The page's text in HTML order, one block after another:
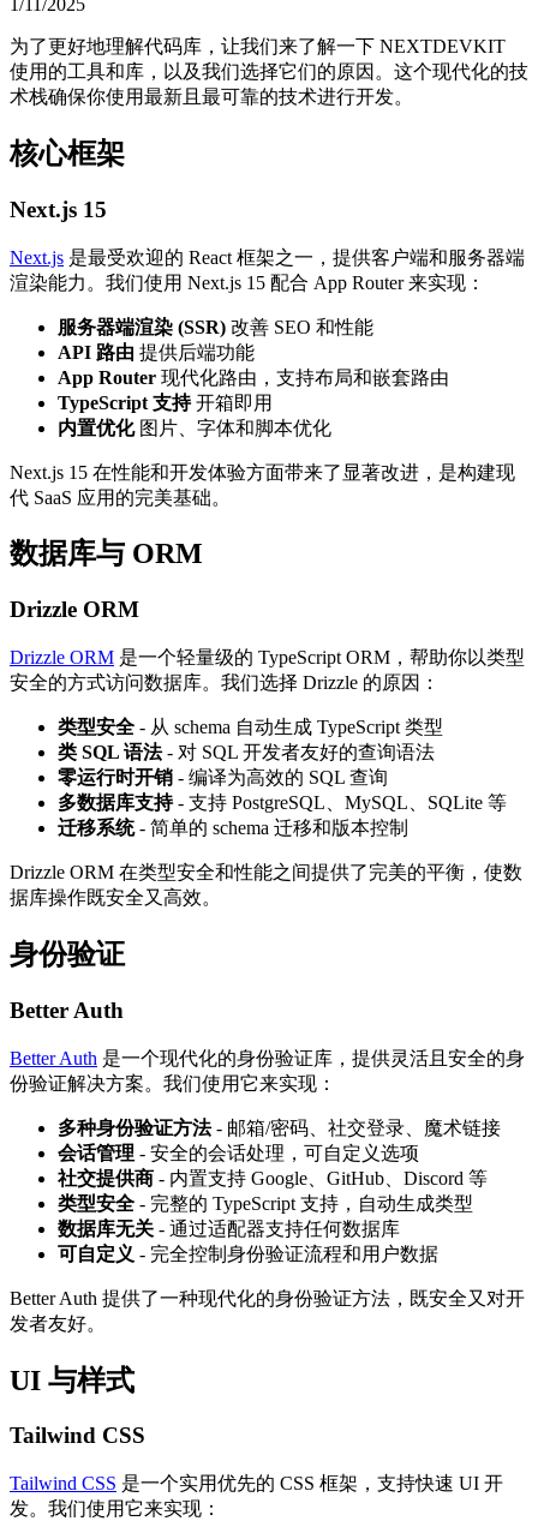
1/11/2025
为了更好地理解代码库，让我们来了解一下 NEXTDEVKIT
使用的工具和库，以及我们选择它们的原因。这个现代化的技
术栈确保你使用最新且最可靠的技术进行开发。
核心框架
Next.js 15
Next.js 是最受欢迎的 React 框架之一，提供客户端和服务器端
渲染能力。我们使用 Next.js 15 配合 App Router 来实现：
服务器端渲染 (SSR) 改善 SEO 和性能
API 路由 提供后端功能
App Router 现代化路由，支持布局和嵌套路由
TypeScript 支持开箱即用
内置优化图片、字体和脚本优化
Next.js 15 在性能和开发体验方面带来了显著改进，是构建现
代 SaaS 应用的完美基础。
数据库与 ORM
Drizzle ORM
Drizzle ORM 是一个轻量级的 TypeScript ORM，帮助你以类型
安全的方式访问数据库。我们选择 Drizzle 的原因：
类型安全 - 从 schema 自动生成 TypeScript 类型
类 SQL 语法- 对 SQL 开发者友好的查询语法
零运行时开销 - 编译为高效的 SQL 查询
多数据库支持- 支持 PostgreSQL、MySQL、SQLite 等
迁移系统- 简单的 schema 迁移和版本控制
Drizzle ORM 在类型安全和性能之间提供了完美的平衡，使数
据库操作既安全又高效。
身份验证
Better Auth
Better Auth 是一个现代化的身份验证库，提供灵活且安全的身
份验证解决方案。我们使用它来实现：
多种身份验证方法- 邮箱/密码、社交登录、魔术链接
会话管理 - 安全的会话处理，可自定义选项
社交提供商 - 内置支持 Google、GitHub、Discord 等
类型安全 - 完整的 TypeScript 支持，自动生成类型
数据库无关 - 通过适配器支持任何数据库
可自定义 - 完全控制身份验证流程和用户数据
Better Auth 提供了一种现代化的身份验证方法，既安全又对开
发者友好。
UI 与样式
Tailwind CSS
Tailwind CSS 是一个实用优先的 CSS 框架，支持快速 UI 开
发。我们使用它来实现：